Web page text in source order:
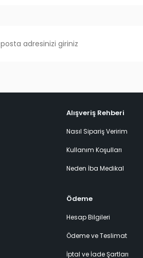
Alışveriş Rehberi
Nasıl Sipariş Veririm
Kullanım Koşulları
Neden İba Medikal
Ödeme
Hesap Bilgileri
Ödeme ve Teslimat
İptal ve İade Şartları